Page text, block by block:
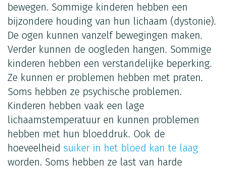
bewegen. Sommige kinderen hebben een
bijzondere houding van hun lichaam (dystonie).
De ogen kunnen vanzelf bewegingen maken.
Verder kunnen de oogleden hangen. Sommige
kinderen hebben een verstandelijke beperking.
Ze kunnen er problemen hebben met praten.
Soms hebben ze psychische problemen.
Kinderen hebben vaak een lage
lichaamstemperatuur en kunnen problemen
hebben met hun bloeddruk. Ook de
hoeveelheid suiker in het bloed kan te laag
worden. Soms hebben ze last van harde